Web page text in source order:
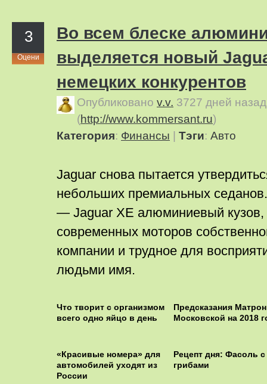
3
Оцени
Во всем блеске
выделяется новый
немецких конкурентов
Опубликовано v.v. 3727 дней назад
(http://www.kommersant.ru)
Категория: Финансы Тэги: Авто
Jaguar снова пытается
небольших премиальных
— Jaguar XE алюминиевый кузов,
современных моторов
компании и трудное для
людьми имя.
Что творит с организмом
всего одно яйцо в день
Предсказания
Московской на 2018
«Красивые номера» для
автомобилей уходят из
России
Рецепт дня: Фасоль с
грибами